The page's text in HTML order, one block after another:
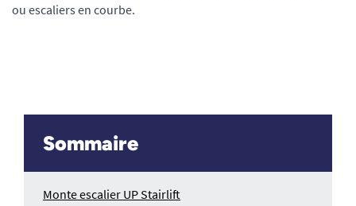
ou escaliers en courbe.
Sommaire
Monte escalier UP Stairlift